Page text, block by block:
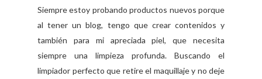
Siempre estoy probando productos nuevos porque
al tener un blog, tengo que crear contenidos y
también para mi apreciada piel, que necesita
siempre una limpieza profunda. Buscando el
limpiador perfecto que retire el maquillaje y no deje